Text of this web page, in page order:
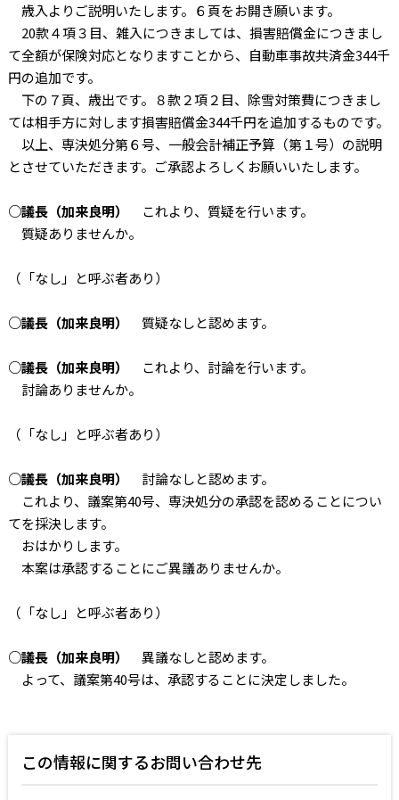
歳入よりご説明いたします。６頁をお開き願います。
20款４項３目、雑入につきましては、損害賠償金につきまし
て全額が保険対応となりますことから、自動車事故共済金344千
円の追加です。
下の７頁、歳出です。８款２項２目、除雪対策費につきまし
ては相手方に対します損害賠償金344千円を追加するものです。
以上、専決処分第６号、一般会計補正予算（第１号）の説明
とさせていただきます。ご承認よろしくお願いいたします。
○議長（加来良明）
これより、質疑を行います。
質疑ありませんか。
（「なし」と呼ぶ者あり）
○議長（加来良明） 質疑なしと認めます。
○議長（加来良明）
これより、討論を行います。
討論ありませんか。
（「なし」と呼ぶ者あり）
○議長（加来良明）
討論なしと認めます。
これより、議案第40号、専決処分の承認を認めることについ
てを採決します。
おはかりします。
本案は承認することにご異議ありませんか。
（「なし」と呼ぶ者あり）
○議長（加来良明）
異議なしと認めます。
よって、議案第40号は、承認することに決定しました。
この情報に関するお問い合わせ先